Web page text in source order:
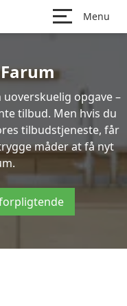
Menu
opgave –
tilbud. Men hvis du
tilbudstjeneste, får
måder at få nyt